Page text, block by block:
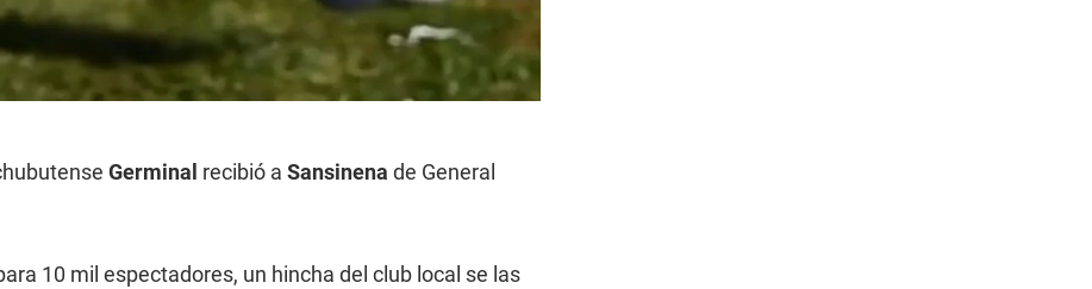
Germinal recibió a Sansinena de General
10 mil espectadores, un hincha del club local se las